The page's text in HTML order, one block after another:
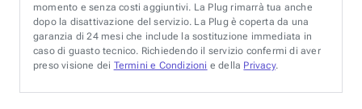
momento e senza costi aggiuntivi. La Plug rimarrà tua anche
dopo la disattivazione del servizio. La Plug è coperta da una
garanzia di 24 mesi che include la sostituzione immediata in
caso di guasto tecnico. Richiedendo il servizio confermi di aver
preso visione dei Termini e Condizioni e della Privacy.